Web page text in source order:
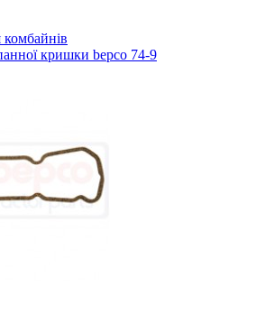
кришки bepco 74-9